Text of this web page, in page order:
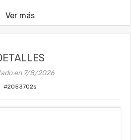
Ver más
en 7/8/2026
#2053702s